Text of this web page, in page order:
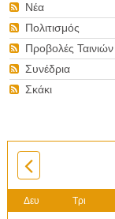
Νέα
Πολιτισμός
Προβολές Ταινιών
Συνέδρια
Σκάκι
Δευ Τρι